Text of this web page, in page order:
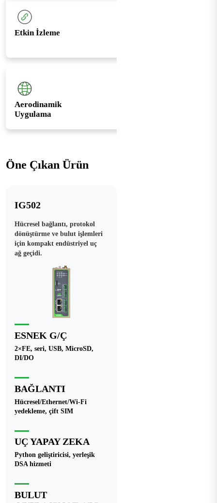
Etkin İzleme
Aerodinamik
Uygulama
Öne Çıkan Ürün
IG502
Hücresel bağlantı, protokol
dönüştürme ve bulut işlemleri
için kompakt endüstriyel uç
ağ geçidi.
ESNEK G/Ç
2×FE, seri, USB, MicroSD,
DI/DO
BAĞLANTI
Hücresel/Ethernet/Wi-Fi
yedekleme, çift SIM
UÇ YAPAY ZEKA
Python geliştiricisi, yerleşik
DSA hizmeti
BULUT